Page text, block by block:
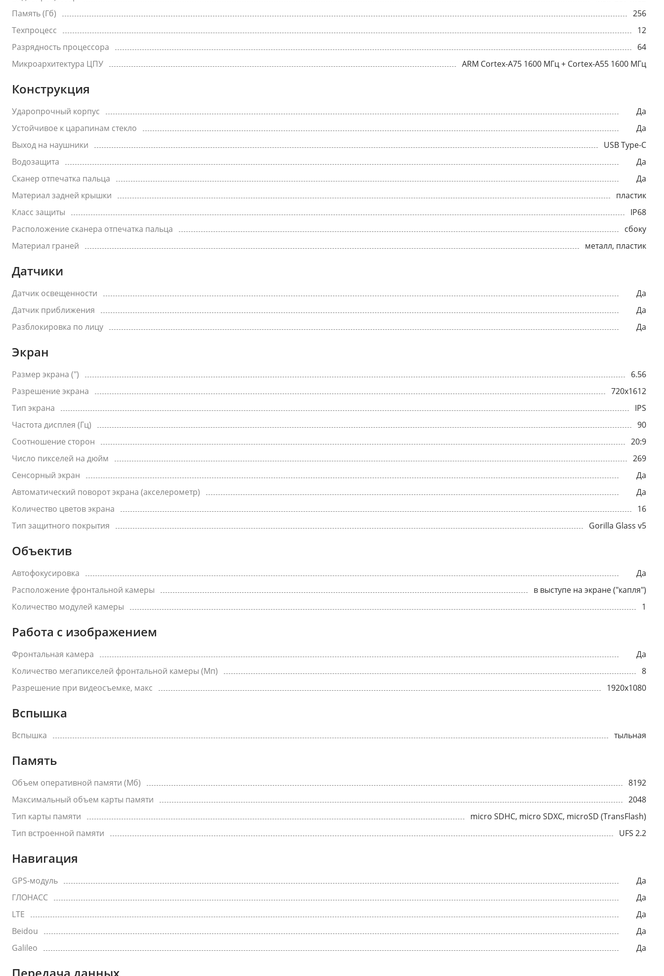
Память (Гб)
256
Техпроцесс
12
Разрядность процессора
64
Микроархитектура ЦПУ
ARM Cortex-A75 1600 МГц + Cortex-A55 1600 МГц
Конструкция
Ударопрочный корпус
Да
Устойчивое к царапинам стекло
Да
Выход на наушники
USB Type-C
Водозащита
Да
Сканер отпечатка пальца
Да
Материал задней крышки
пластик
Класс защиты
IP68
Расположение сканера отпечатка пальца
сбоку
Материал граней
металл, пластик
Датчики
Датчик освещенности
Да
Датчик приближения
Да
Разблокировка по лицу
Да
Экран
Размер экрана (")
6.56
Разрешение экрана
720x1612
Тип экрана
IPS
Частота дисплея (Гц)
90
Соотношение сторон
20:9
Число пикселей на дюйм
269
Сенсорный экран
Да
Автоматический поворот экрана (акселерометр)
Да
Количество цветов экрана
16
Тип защитного покрытия
Gorilla Glass v5
Объектив
Автофокусировка
Да
Расположение фронтальной камеры
в выступе на экране ("капля")
Количество модулей камеры
1
Работа с изображением
Фронтальная камера
Да
Количество мегапикселей фронтальной камеры (Мп)
8
Разрешение при видеосъемке, макс
1920x1080
Вспышка
Вспышка тыльная
Память
Объем оперативной памяти (Мб)
8192
Максимальный объем карты памяти
2048
Тип карты памяти
micro SDHC, micro SDXC, microSD (TransFlash)
Тип встроенной памяти
UFS 2.2
Навигация
GPS-модуль
Да
ГЛОНАСС
Да
LTE
Да
Beidou
Да
Galileo
Да